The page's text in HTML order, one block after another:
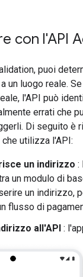
con l'API
puoi
un luogo reale.
l'API può
errati che
Di seguito è
utilizza l'API:
un indirizzo :
un modulo di
un indirizzo,
flusso di
all'API :